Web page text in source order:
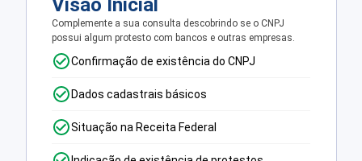
Visão Inicial
Complemente a sua consulta descobrindo se o CNPJ
possui algum protesto com bancos e outras empresas.
Confirmação de existência do CNPJ
Dados cadastrais básicos
Situação na Receita Federal